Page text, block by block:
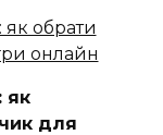
як
для